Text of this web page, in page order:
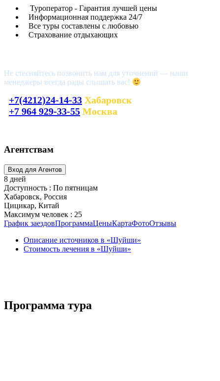
Туроператор - Гарантия лучшей цены
Информационная поддержка 24/7
Все туры составлены с любовью
Страхование отдыхающих
Не стесняйтесь позвонить нам для уточнений — наши
менеджеры всегда рады слышать вас!
+7(4212)24-14-33 Хабаровск
+7 964 929-33-55 Москва
Агентствам
8 дней
Доступность : По пятницам
Хабаровск, Россия
Цицикар, Китай
Максимум человек : 25
График заездовПрограммаЦеныКартаФотоОтзывы
Описание источников в «Шуйши»
Стоимость лечения в «Шуйши»
Программа тура